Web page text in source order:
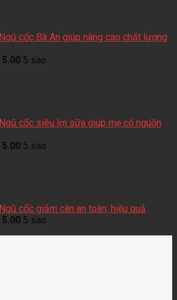
Ngũ cốc Bà An giúp nâng cao chất lượng
5.00 5 sao
Ngũ cốc siêu lợi sữa giúp mẹ có nguồn
5.00 5 sao
Ngũ cốc giảm cân an toàn, hiệu quả
5.00 5 sao